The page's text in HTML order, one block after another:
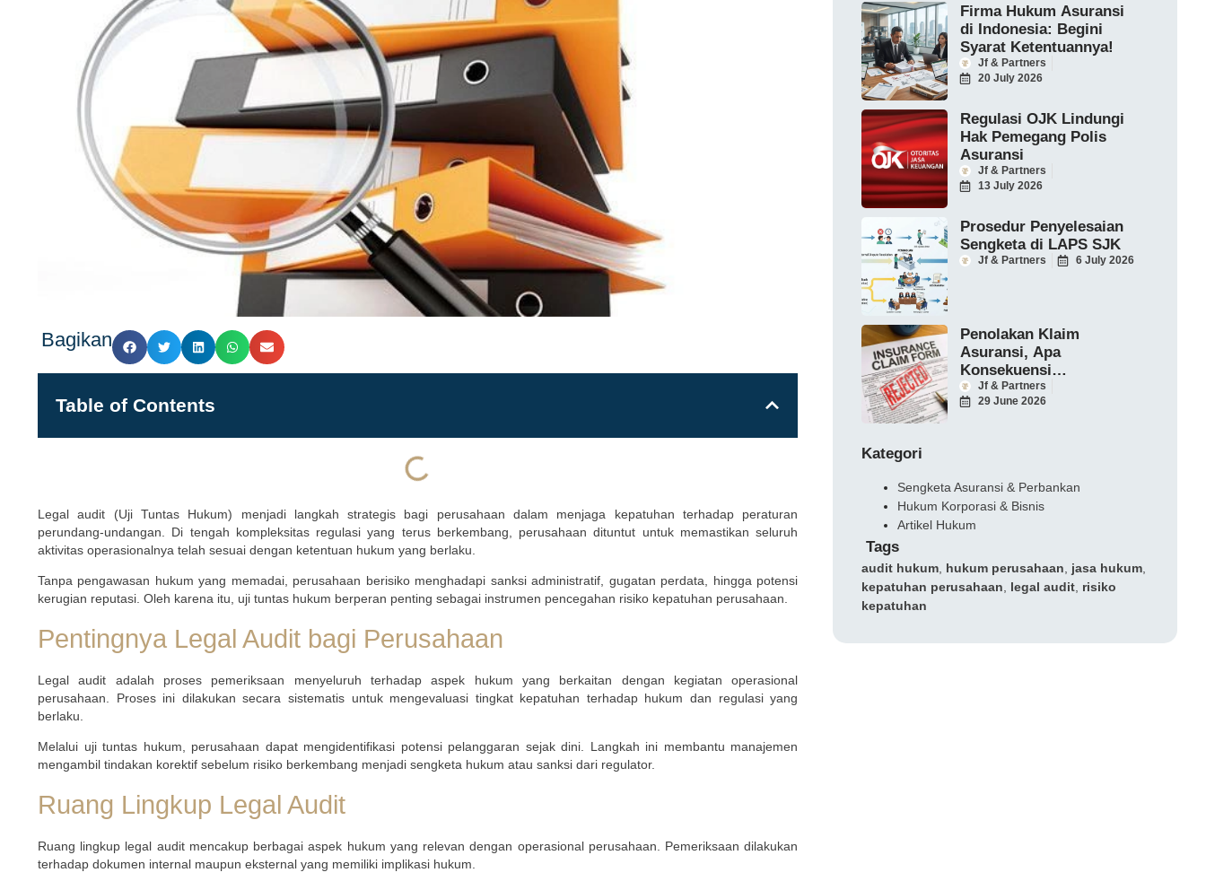
Bagikan
Table of Contents
Legal audit (Uji Tuntas Hukum) menjadi langkah strategis bagi perusahaan dalam menjaga kepatuhan terhadap peraturan
perundang-undangan. Di tengah kompleksitas regulasi yang terus berkembang, perusahaan dituntut untuk memastikan seluruh
aktivitas operasionalnya telah sesuai dengan ketentuan hukum yang berlaku.
Tanpa pengawasan hukum yang memadai, perusahaan berisiko menghadapi sanksi administratif, gugatan perdata, hingga potensi
kerugian reputasi. Oleh karena itu, uji tuntas hukum berperan penting sebagai instrumen pencegahan risiko kepatuhan perusahaan.
Pentingnya Legal Audit bagi Perusahaan
Legal audit adalah proses pemeriksaan menyeluruh terhadap aspek hukum yang berkaitan dengan kegiatan operasional
perusahaan. Proses ini dilakukan secara sistematis untuk mengevaluasi tingkat kepatuhan terhadap hukum dan regulasi yang
berlaku.
Melalui uji tuntas hukum, perusahaan dapat mengidentifikasi potensi pelanggaran sejak dini. Langkah ini membantu manajemen
mengambil tindakan korektif sebelum risiko berkembang menjadi sengketa hukum atau sanksi dari regulator.
Ruang Lingkup Legal Audit
Ruang lingkup legal audit mencakup berbagai aspek hukum yang relevan dengan operasional perusahaan. Pemeriksaan dilakukan
terhadap dokumen internal maupun eksternal yang memiliki implikasi hukum.
Firma Hukum Asuransi
di Indonesia: Begini
Syarat Ketentuannya!
Jf & Partners
20 July 2026
Regulasi OJK Lindungi
Hak Pemegang Polis
Asuransi
Jf & Partners
13 July 2026
Prosedur Penyelesaian
Sengketa di LAPS SJK
Jf & Partners 6 July 2026
Penolakan Klaim
Asuransi, Apa
Konsekuensi
Hukumnya?
Jf & Partners
29 June 2026
Kategori
Sengketa Asuransi & Perbankan
Hukum Korporasi & Bisnis
Artikel Hukum
Tags
audit hukum, hukum perusahaan jasa hukum,
kepatuhan perusahaan
legal audit, risiko
kepatuhan